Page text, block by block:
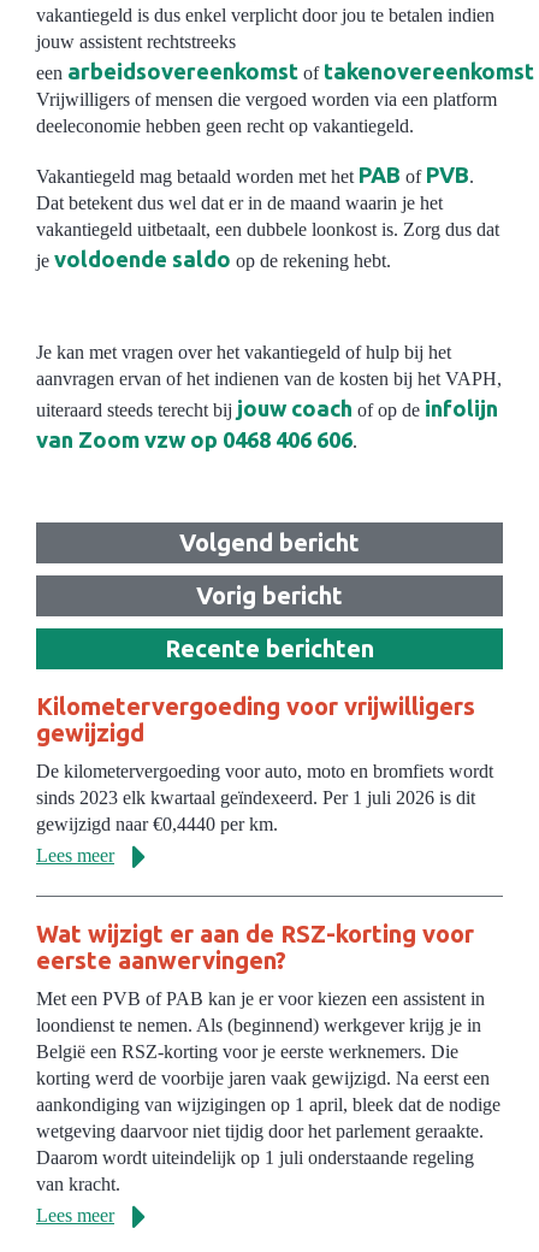
vakantiegeld is dus enkel verplicht door jou te betalen indien
jouw assistent rechtstreeks
een arbeidsovereenkomst of takenovereenkomst
Vrijwilligers of mensen die vergoed worden via een platform
deeleconomie hebben geen recht op vakantiegeld.
Vakantiegeld mag betaald worden met het PAB of PVB.
Dat betekent dus wel dat er in de maand waarin je het
vakantiegeld uitbetaalt, een dubbele loonkost is. Zorg dus dat
je voldoende saldo op de rekening hebt.
Je kan met vragen over het vakantiegeld of hulp bij het
aanvragen ervan of het indienen van de kosten bij het VAPH,
uiteraard steeds terecht bij jouw coach of op de infolijn
van Zoom vzw op 0468 406 606.
Volgend bericht
Vorig bericht
Recente berichten
Kilometervergoeding voor vrijwilligers
gewijzigd
De kilometervergoeding voor auto, moto en bromfiets wordt
sinds 2023 elk kwartaal geïndexeerd. Per 1 juli 2026 is dit
gewijzigd naar €0,4440 per km.
Lees meer
Wat wijzigt er aan de RSZ-korting voor
eerste aanwervingen?
Met een PVB of PAB kan je er voor kiezen een assistent in
loondienst te nemen. Als (beginnend) werkgever krijg je in
België een RSZ-korting voor je eerste werknemers. Die
korting werd de voorbije jaren vaak gewijzigd. Na eerst een
aankondiging van wijzigingen op 1 april, bleek dat de nodige
wetgeving daarvoor niet tijdig door het parlement geraakte.
Daarom wordt uiteindelijk op 1 juli onderstaande regeling
van kracht.
Lees meer